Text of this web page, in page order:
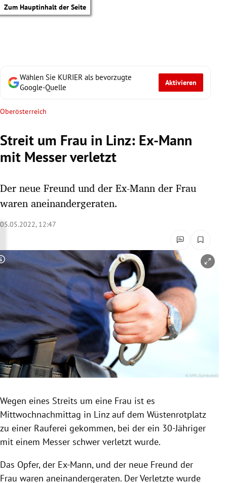
Zum Hauptinhalt der Seite
Untermenü
Untermenü
Untermenü
Untermenü
Untermenü
Untermenü
Untermenü
Wählen Sie KURIER als bevorzugte
Google-Quelle
Aktivieren
Oberösterreich
Streit um Frau in Linz: Ex-Mann
mit Messer verletzt
Der neue Freund und der Ex-Mann der Frau
waren aneinandergeraten.
05.05.2022, 12:47
Copyright-Hinweis öffnen/schließen
Wegen eines Streits um eine Frau ist es
Mittwochnachmittag in Linz auf dem Wüstenrotplatz
zu einer Rauferei gekommen, bei der ein 30-Jähriger
mit einem Messer schwer verletzt wurde.
Das Opfer, der Ex-Mann, und der neue Freund der
Frau waren aneinandergeraten. Der Verletzte wurde